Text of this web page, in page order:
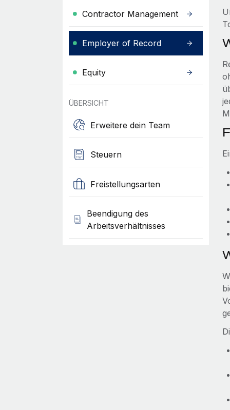
Contractor Management
Employer of Record
Equity
ÜBERSICHT
Erweitere dein Team
Steuern
Freistellungsarten
Beendigung des
Arbeitsverhältnisses